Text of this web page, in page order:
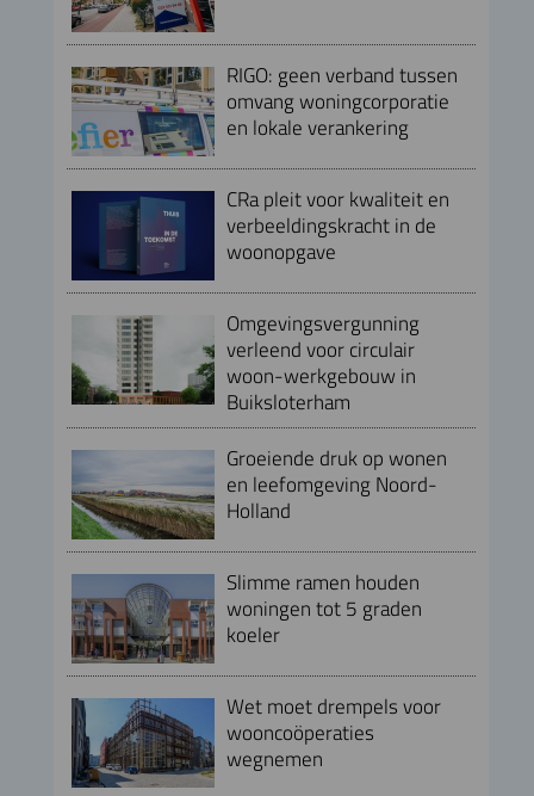
RIGO: geen verband tussen
omvang woningcorporatie
en lokale verankering
CRa pleit voor kwaliteit en
verbeeldingskracht in de
woonopgave
Omgevingsvergunning
verleend voor circulair
woon-werkgebouw in
Buiksloterham
Groeiende druk op wonen
en leefomgeving Noord-
Holland
Slimme ramen houden
woningen tot 5 graden
koeler
Wet moet drempels voor
wooncoöperaties
wegnemen